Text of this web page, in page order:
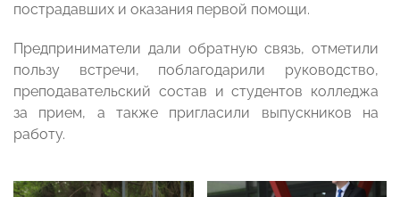
пострадавших и оказания первой помощи.
Предприниматели дали обратную связь, отметили
пользу встречи, поблагодарили руководство,
преподавательский состав и студентов колледжа
за прием, а также пригласили выпускников на
работу.